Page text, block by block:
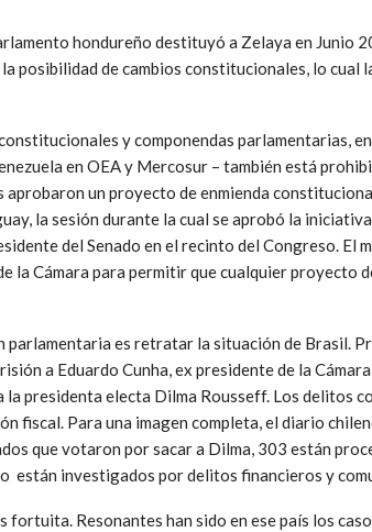
hondureño destituyó a Zelaya en Junio
posibilidad de cambios constitucionales, lo cual
y componendas parlamentarias,
en OEA y Mercosur – también está
aprobaron un proyecto de enmienda
la sesión durante la cual se aprobó la
del Senado en el recinto del Congreso. El
la Cámara para permitir que cualquier proyecto
parlamentaria es retratar la situación de Brasil.
a Eduardo Cunha, ex presidente de la
presidenta electa Dilma Rousseff. Los delitos
fiscal. Para una imagen completa, el diario
que votaron por sacar a Dilma, 303 están
están investigados por delitos financieros y
fortuita. Resonantes han sido en ese país los